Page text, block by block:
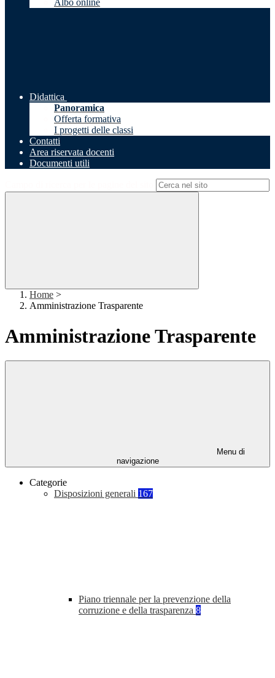
Albo online
Didattica
Panoramica
Offerta formativa
I progetti delle classi
Contatti
Area riservata docenti
Documenti utili
Home >
Amministrazione Trasparente
Amministrazione Trasparente
Menu di
navigazione
Categorie
Disposizioni generali 167
Piano triennale per la prevenzione della
corruzione e della trasparenza 8